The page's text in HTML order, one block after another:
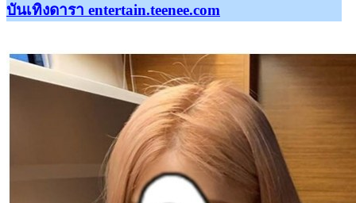
บันเทิงดารา entertain.teenee.com